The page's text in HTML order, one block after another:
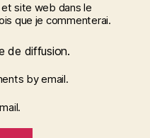
site web dans le
que je commenterai.
de diffusion.
by email.